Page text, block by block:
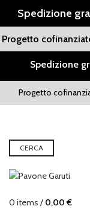
Spedizione
Progetto
Spedizione
Progetto
CERCA
0 items / 0,00€